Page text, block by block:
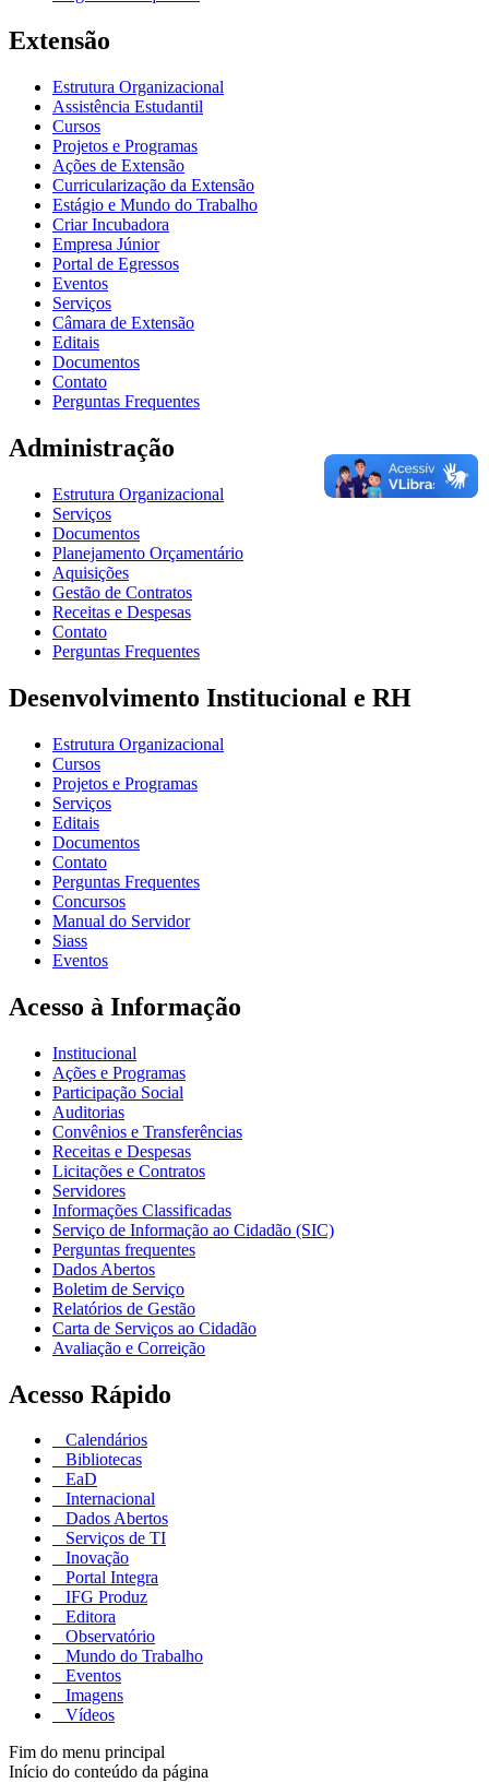
Extensão
Estrutura Organizacional
Assistência Estudantil
Cursos
Projetos e Programas
Ações de Extensão
Curricularização da Extensão
Estágio e Mundo do Trabalho
Criar Incubadora
Empresa Júnior
Portal de Egressos
Eventos
Serviços
Câmara de Extensão
Editais
Documentos
Contato
Perguntas Frequentes
Administração
Estrutura Organizacional
Serviços
Documentos
Planejamento Orçamentário
Aquisições
Gestão de Contratos
Receitas e Despesas
Contato
Perguntas Frequentes
Desenvolvimento Institucional e RH
Estrutura Organizacional
Cursos
Projetos e Programas
Serviços
Editais
Documentos
Contato
Perguntas Frequentes
Concursos
Manual do Servidor
Siass
Eventos
Acesso à Informação
Institucional
Ações e Programas
Participação Social
Auditorias
Convênios e Transferências
Receitas e Despesas
Licitações e Contratos
Servidores
Informações Classificadas
Serviço de Informação ao Cidadão (SIC)
Perguntas frequentes
Dados Abertos
Boletim de Serviço
Relatórios de Gestão
Carta de Serviços ao Cidadão
Avaliação e Correição
Acesso Rápido
Calendários
Bibliotecas
EaD
Internacional
Dados Abertos
Serviços de TI
Inovação
Portal Integra
IFG Produz
Editora
Observatório
Mundo do Trabalho
Eventos
Imagens
Vídeos
Fim do menu principal
Início do conteúdo da página